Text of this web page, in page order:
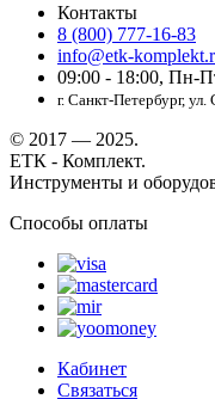
Контакты
8 (800) 777-16-83
info@etk-
09:00 - 18:00, Пн-
г. Санкт-Петербург,
© 2017 — 2025.
ЕТК - Комплект.
Инструменты и
Способы оплаты
Кабинет
Связаться